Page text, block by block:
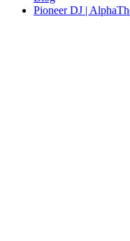
Pioneer DJ |